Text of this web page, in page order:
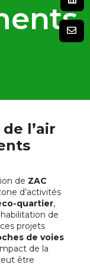
l’air
de ZAC
d’activités
quartier,
de
projets
de voies
de la
être